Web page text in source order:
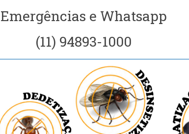
Emergências e Whatsapp
(11) 94893-1000